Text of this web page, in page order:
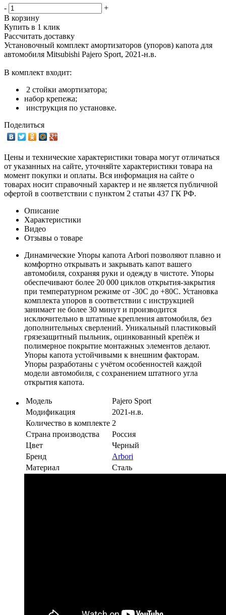
-
+
В корзину
Купить в 1 клик
Рассчитать доставку
Установочный комплект амортизаторов (упоров) капота для
автомобиля Mitsubishi Pajero Sport, 2021-н.в.
В комплект входит:
2 стойки амортизатора;
набор крепежа;
инструкция по установке.
Поделиться
Цены и технические характеристики товара могут отличаться
от указанных на сайте, уточняйте характеристики товара на
момент покупки и оплаты. Вся информация на сайте о
товарах носит справочный характер и не является публичной
офертой в соответствии с пунктом 2 статьи 437 ГК РФ.
Описание
Характеристики
Видео
Отзывы о товаре
Динамические Упоры капота Arbori позволяют плавно и
комфортно открывать и закрывать капот вашего
автомобиля, сохраняя руки и одежду в чистоте. Упоры
обеспечивают более 20 000 циклов открытия-закрытия
при температурном режиме от -30C до +80C. Установка
комплекта упоров в соответствии с инструкцией
занимает не более 30 минут и производится
исключительно в штатные крепления автомобиля, без
дополнительных сверлений. Уникальный пластиковый
грязезащитный пыльник, оцинкованный крепёж и
полимерное покрытие монтажных элементов делают.
Упоры капота устойчивыми к внешним факторам.
Упоры разработаны с учётом особенностей каждой
модели автомобиля, с сохранением штатного угла
открытия капота.
Модель
Pajero Sport
Модификация
2021-н.в.
Количество в комплекте 2
Страна производства
Россия
Цвет
Черный
Бренд
Arbori
Материал
Сталь